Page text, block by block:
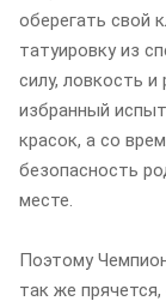
оберегать свой
татуировку из
силу, ловкость
избранный
красок, а со
безопасность
месте.
Поэтому
так же